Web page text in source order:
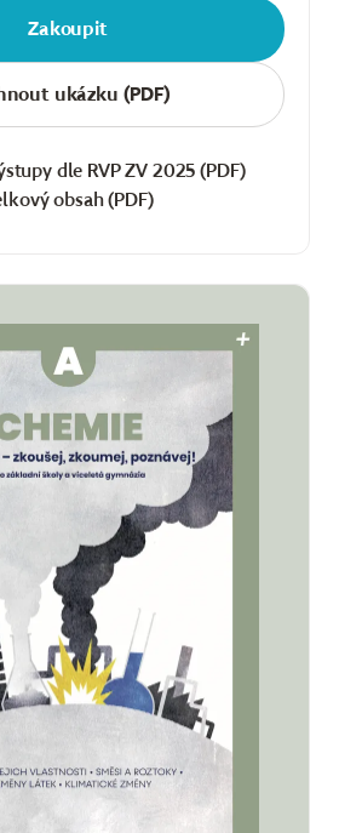
Zakoupit
ukázku (PDF)
dle RVP ZV 2025 (PDF)
obsah (PDF)